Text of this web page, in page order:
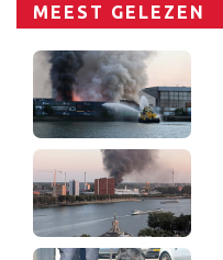
MEEST GELEZEN